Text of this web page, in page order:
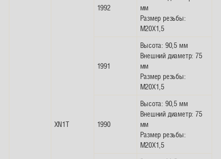
XN1T
1992
мм
Размер резьбы:
M20X1,5
1991
Высота: 90,5 мм
Внешний диаметр: 75
мм
Размер резьбы:
M20X1,5
1990
Высота: 90,5 мм
Внешний диаметр: 75
мм
Размер резьбы:
M20X1,5